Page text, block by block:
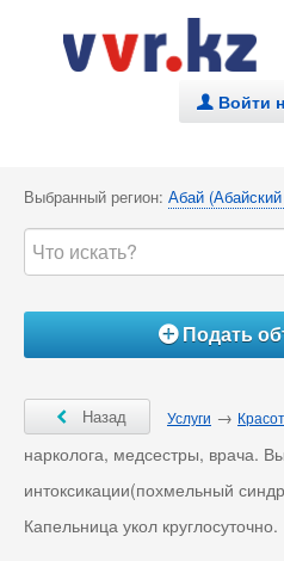
. Войти
Выбранный регион: Абай
ÁПодать
Ô Назад Услуги →
нарколога, медсестры, врача.
интоксикации(похмельный
Капельница укол круглосуточно.